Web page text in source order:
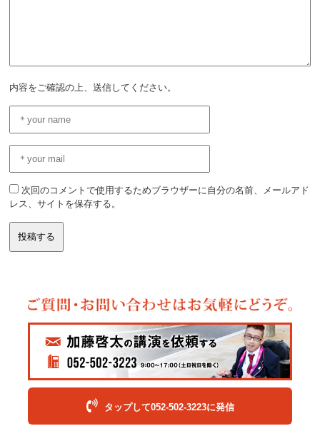
内容をご確認の上、送信してください。
次回のコメントで使用するためブラウザーに自分の名前、メールアド
レス、サイトを保存する。
タップして052-502-3223に発信